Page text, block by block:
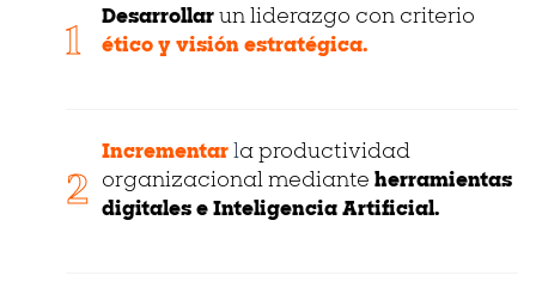
1 Desarrollar un liderazgo con criterio
ético y visión estratégica.
2
Incrementar la productividad
organizacional mediante herramientas
digitales e Inteligencia Artificial.